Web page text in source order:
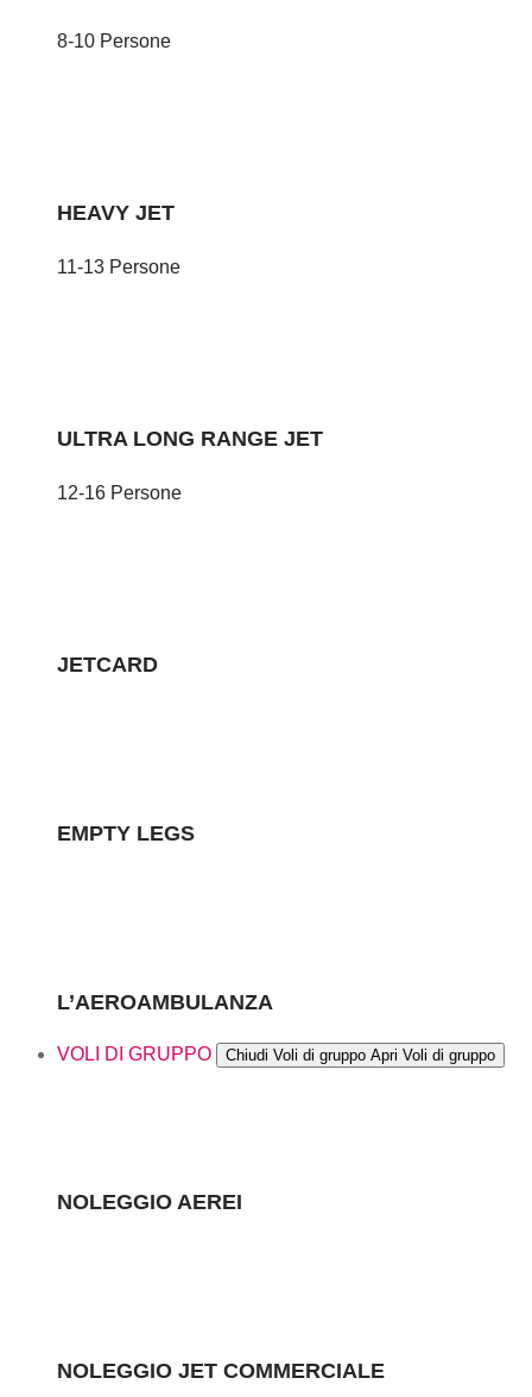
8-10 Persone
HEAVY JET
11-13 Persone
ULTRA LONG RANGE JET
12-16 Persone
JETCARD
EMPTY LEGS
L’AEROAMBULANZA
VOLI DI GRUPPO Chiudi Voli di gruppo Apri Voli di gruppo
NOLEGGIO AEREI
NOLEGGIO JET COMMERCIALE